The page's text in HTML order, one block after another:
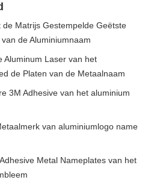
Matrijs Gestempelde Geëtste
de Aluminiumnaam
Aluminum Laser van het
de Platen van de Metaalnaam
3M Adhesive van het aluminium
van aluminiumlogo name
Metal Nameplates van het